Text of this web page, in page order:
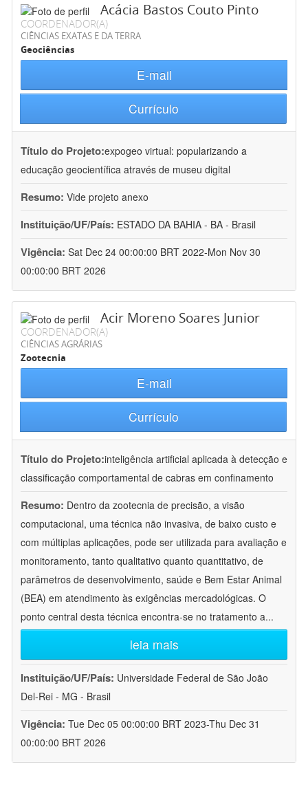
Acácia Bastos Couto Pinto
COORDENADOR(A)
CIÊNCIAS EXATAS E DA TERRA
Geociências
E-mail
Currículo
Título do Projeto:expogeo virtual: popularizando a
educação geocientífica através de museu digital
Resumo: Vide projeto anexo
Instituição/UF/País: ESTADO DA BAHIA - BA - Brasil
Vigência: Sat Dec 24 00:00:00 BRT 2022-Mon Nov 30
00:00:00 BRT 2026
Acir Moreno Soares Junior
COORDENADOR(A)
CIÊNCIAS AGRÁRIAS
Zootecnia
E-mail
Currículo
Título do Projeto:inteligência artificial aplicada à detecção e
classificação comportamental de cabras em confinamento
Resumo: Dentro da zootecnia de precisão, a visão
computacional, uma técnica não invasiva, de baixo custo e
com múltiplas aplicações, pode ser utilizada para avaliação e
monitoramento, tanto qualitativo quanto quantitativo, de
parâmetros de desenvolvimento, saúde e Bem Estar Animal
(BEA) em atendimento às exigências mercadológicas. O
ponto central desta técnica encontra-se no tratamento a...
leia mais
Instituição/UF/País: Universidade Federal de São João
Del-Rei - MG - Brasil
Vigência: Tue Dec 05 00:00:00 BRT 2023-Thu Dec 31
00:00:00 BRT 2026